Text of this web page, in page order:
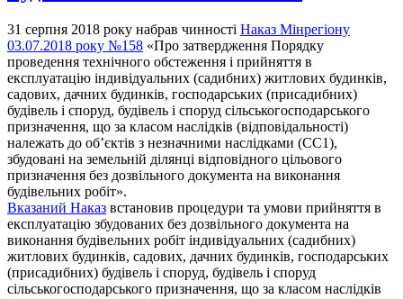
31 серпня 2018 року набрав чинності Наказ Мінрегіону
03.07.2018 року №158 «Про затвердження Порядку
проведення технічного обстеження і прийняття в
експлуатацію індивідуальних (садибних) житлових будинків,
садових, дачних будинків, господарських (присадибних)
будівель і споруд, будівель і споруд сільськогосподарського
призначення, що за класом наслідків (відповідальності)
належать до об’єктів з незначними наслідками (СС1),
збудовані на земельній ділянці відповідного цільового
призначення без дозвільного документа на виконання
будівельних робіт».
Вказаний Наказ встановив процедури та умови прийняття в
експлуатацію збудованих без дозвільного документа на
виконання будівельних робіт індивідуальних (садибних)
житлових будинків, садових, дачних будинків, господарських
(присадибних) будівель і споруд, будівель і споруд
сільськогосподарського призначення, що за класом наслідків